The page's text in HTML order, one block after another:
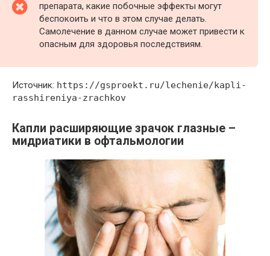
препарата, какие побочные эффекты могут
беспокоить и что в этом случае делать.
Самолечение в данном случае может привести к
опасным для здоровья последствиям.
Источник: https://gsproekt.ru/lechenie/kapli-
rasshireniya-zrachkov
Капли расширяющие зрачок глазные –
мидриатики в офтальмологии